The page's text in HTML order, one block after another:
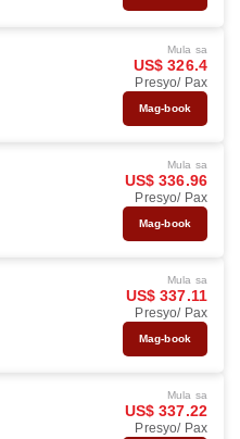
Mula sa
US$ 326.4
Presyo/ Pax
Mag-book
Mula sa
US$ 336.96
Presyo/ Pax
Mag-book
Mula sa
US$ 337.11
Presyo/ Pax
Mag-book
Mula sa
US$ 337.22
Presyo/ Pax